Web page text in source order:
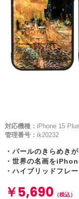
対応機種： iPhone 15
管理番号： ik20232
・パールのきらめき
・世界の名画を
・ハイブリッドフレ
￥5,690 （税込）